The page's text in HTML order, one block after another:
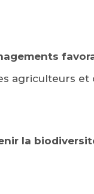
agriculteurs et
la